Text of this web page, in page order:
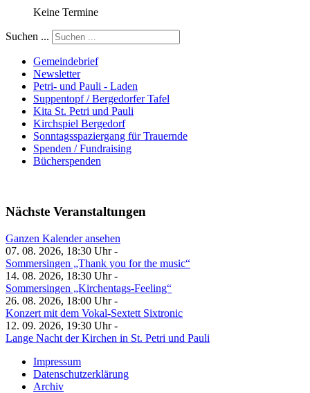
Keine Termine
Suchen ...
Gemeindebrief
Newsletter
Petri- und Pauli - Laden
Suppentopf / Bergedorfer Tafel
Kita St. Petri und Pauli
Kirchspiel Bergedorf
Sonntagsspaziergang für Trauernde
Spenden / Fundraising
Bücherspenden
Nächste Veranstaltungen
Ganzen Kalender ansehen
07. 08. 2026, 18:30 Uhr -
Sommersingen „Thank you for the music“
14. 08. 2026, 18:30 Uhr -
Sommersingen „Kirchentags-Feeling“
26. 08. 2026, 18:00 Uhr -
Konzert mit dem Vokal-Sextett Sixtronic
12. 09. 2026, 19:30 Uhr -
Lange Nacht der Kirchen in St. Petri und Pauli
Impressum
Datenschutzerklärung
Archiv